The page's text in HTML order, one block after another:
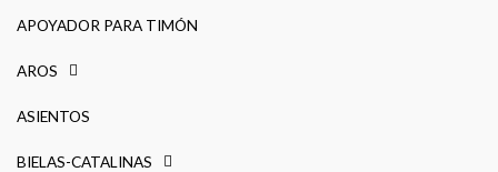
APOYADOR PARA TIMÓN
AROS
ASIENTOS
BIELAS-CATALINAS